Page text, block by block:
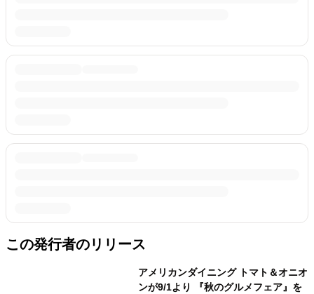
この発行者のリリース
アメリカンダイニング トマト＆オニオ
ンが9/1より 『秋のグルメフェア』を